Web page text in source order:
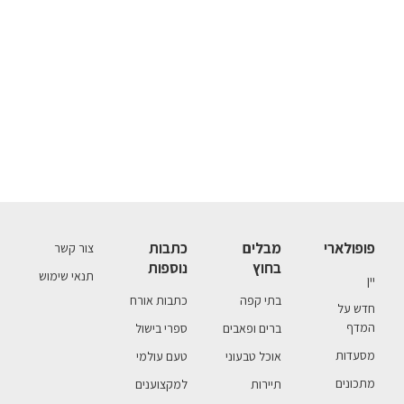
פופולארי
יין
חדש על
המדף
מסעדות
מתכונים
מבלים
בחוץ
בתי קפה
ברים ופאבים
אוכל טבעוני
תיירות
כתבות
נוספות
כתבות אורח
ספרי בישול
טעם עולמי
למקצוענים
צור קשר
תנאי שימוש